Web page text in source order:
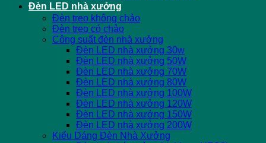
Đèn LED nhà xưởng
Đèn treo không chảo
Đèn treo có chảo
Công suất đèn nhà xưởng
Đèn LED nhà xưởng 30w
Đèn LED nhà xưởng 50W
Đèn LED nhà xưởng 70W
Đèn LED nhà xưởng 80W
Đèn LED nhà xưởng 100W
Đèn LED nhà xưởng 120W
Đèn LED nhà xưởng 150W
Đèn LED nhà xưởng 200W
Kiểu Dáng Đèn Nhà Xưởng